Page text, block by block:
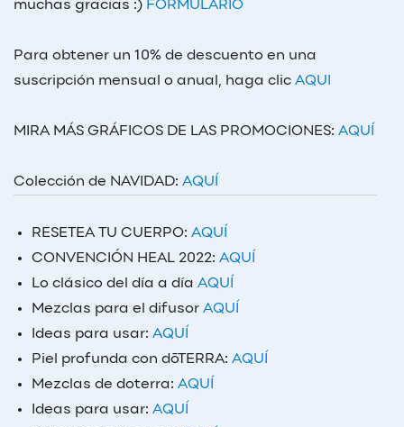
muchas gracias :) FORMULARIO
Para obtener un 10% de descuento en una
suscripción mensual o anual, haga clic AQUI
MIRA MÁS GRÁFICOS DE LAS PROMOCIONES: AQUÍ
Colección de NAVIDAD: AQUÍ
RESETEA TU CUERPO: AQUÍ
CONVENCIÓN HEAL 2022: AQUÍ
Lo clásico del día a día AQUÍ
Mezclas para el difusor AQUÍ
Ideas para usar: AQUÍ
Piel profunda con dōTERRA: AQUÍ
Mezclas de doterra: AQUÍ
Ideas para usar: AQUÍ